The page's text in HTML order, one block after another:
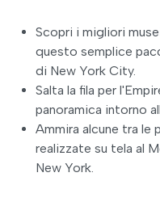
Scopri i migliori
questo semplice
di New York City.
Salta la fila per
panoramica intorno
Ammira alcune tra le
realizzate su tela al
New York.